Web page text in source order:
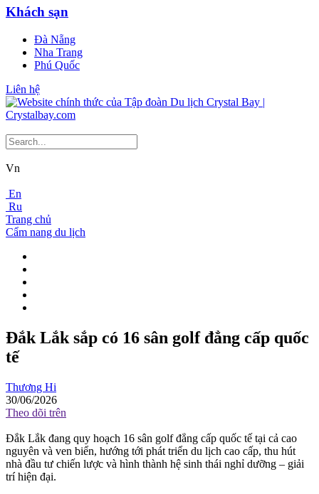
Khách sạn
Đà Nẵng
Nha Trang
Phú Quốc
Liên hệ
Vn
En
Ru
Trang chủ
Cẩm nang du lịch
Đắk Lắk sắp có 16 sân golf đẳng cấp quốc
tế
Thương Hi
30/06/2026
Theo dõi trên
Đắk Lắk đang quy hoạch 16 sân golf đẳng cấp quốc tế tại cả cao
nguyên và ven biển, hướng tới phát triển du lịch cao cấp, thu hút
nhà đầu tư chiến lược và hình thành hệ sinh thái nghỉ dưỡng – giải
trí hiện đại.